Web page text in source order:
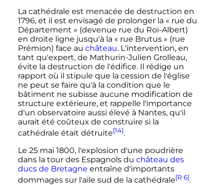
La cathédrale est menacée de destruction en
1796, et il est envisagé de prolonger la « rue du
Département » (devenue rue du Roi-Albert)
en droite ligne jusqu'à la « rue Brutus » (rue
Prémion) face au château. L'intervention, en
tant qu'expert, de Mathurin-Julien Grolleau,
évite la destruction de l'édifice. Il rédige un
rapport où il stipule que la cession de l'église
ne peut se faire qu'à la condition que le
bâtiment ne subisse aucune modification de
structure extérieure, et rappelle l'importance
d'un observatoire aussi élevé à Nantes, qu'il
aurait été coûteux de construire si la
cathédrale était détruite[14].
Le 25 mai 1800, l'explosion d'une poudrière
dans la tour des Espagnols du château des
ducs de Bretagne entraîne d'importants
dommages sur l'aile sud de la cathédrale[R 6].